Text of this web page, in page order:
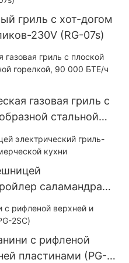
гриль с хот-догом
230V (RG-07s)
газовая гриль с
стальной
саламандра
с рифленой
пластинами (PG-